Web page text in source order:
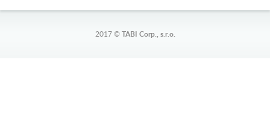
2017 © TABI Corp., s.r.o.